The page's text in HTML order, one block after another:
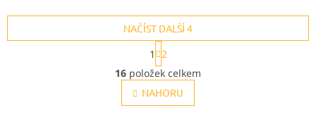
soutěži potravin Great Taste
olejem z ní totiž dělají
životabudič. Doplněná je
posypem jedlých...
O
v
l
á
NAČÍST DALŠÍ 4
S
t
r
á
n
k
1
2
16 položek celkem
NAHORU